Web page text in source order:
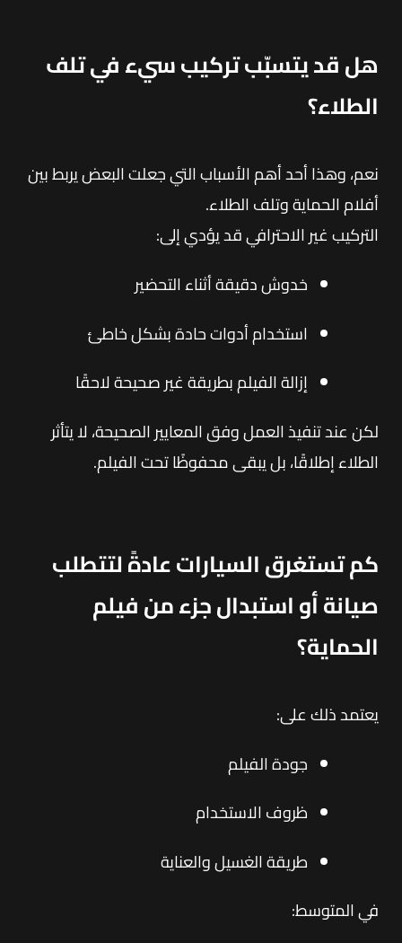
هل قد يتسبّب تركيب سيء في تلف
الطلاء؟
نعم، وهذا أحد أهم الأسباب التي جعلت البعض يربط بين
أفلام الحماية وتلف الطلاء.
التركيب غير الاحترافي قد يؤدي إلى:
خدوش دقيقة أثناء التحضير
استخدام أدوات حادة بشكل خاطئ
إزالة الفيلم بطريقة غير صحيحة لاحقًا
لكن عند تنفيذ العمل وفق المعايير الصحيحة، لا يتأثر
الطلاء إطلاقًا، بل يبقى محفوظًا تحت الفيلم.
كم تستغرق السيارات عادةً لتتطلب
صيانة أو استبدال جزء من فيلم
الحماية؟
يعتمد ذلك على:
جودة الفيلم
ظروف الاستخدام
طريقة الغسيل والعناية
في المتوسط: